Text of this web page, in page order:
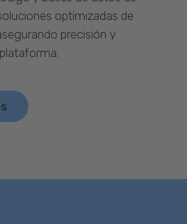
optimizadas de
precisión y